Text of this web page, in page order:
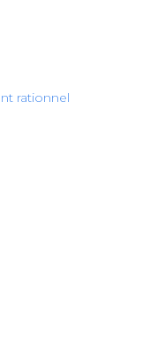
rationnel